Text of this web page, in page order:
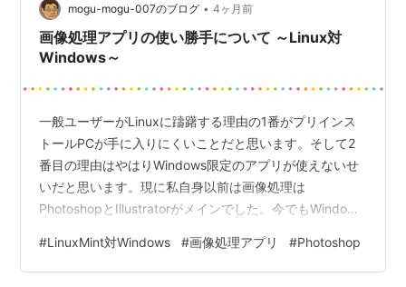
ぜやるのか：Vtuberとして「動く」ため…
mogu-mogu-007のブログ • 4ヶ月前
画像処理アプリの使い勝手について ～Linux対
Windows～
一般ユーザーがLinuxに躊躇する理由の1番がプリインス
トールPCが手に入りにくいことだと思います。そして2
番目の理由はやはりWindows限定のアプリが使えないせ
いだと思います。現に私自身以前は画像処理は
PhotoshopとIllustratorがメインでした。今でもWindows
した。今はブログ作成などで画像処理をするときもLinux
ばかりになりました。そうなってみると、通常は決まり
#LinuxMint対Windows #画像処理アプリ #Photoshop